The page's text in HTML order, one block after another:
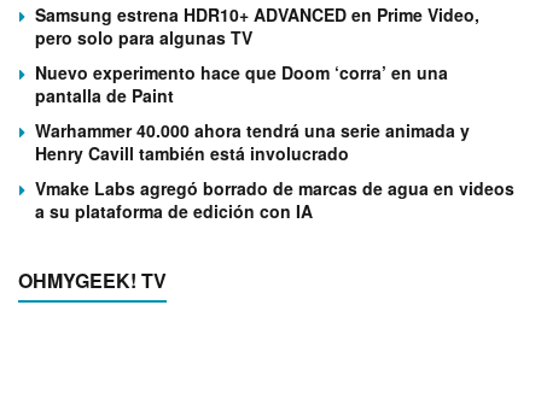
Samsung estrena HDR10+ ADVANCED en Prime Video,
pero solo para algunas TV
Nuevo experimento hace que Doom ‘corra’ en una
pantalla de Paint
Warhammer 40.000 ahora tendrá una serie animada y
Henry Cavill también está involucrado
Vmake Labs agregó borrado de marcas de agua en videos
a su plataforma de edición con IA
OHMYGEEK! TV